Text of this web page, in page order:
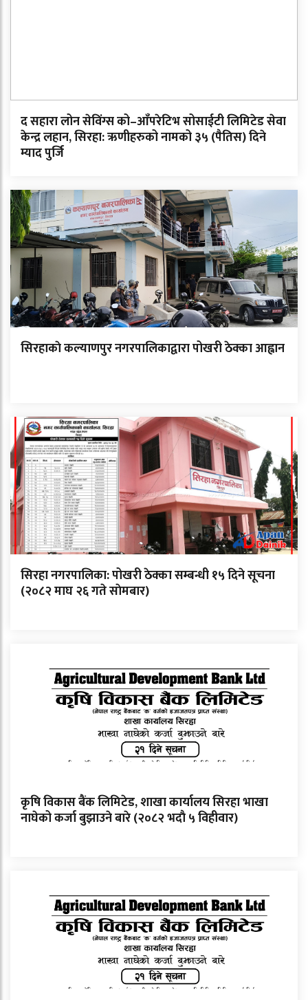
द सहारा लोन सेविंग्स को–आँपरेटिभ सोसाईटी लिमिटेड सेवा
केन्द्र लहान, सिरहा: ऋणीहरुको नामको ३५ (पैतिस) दिने
म्याद पुर्जि
सिरहाकाे कल्याणपुर नगरपालिकाद्वारा पोखरी ठेक्का आह्वान
सिरहा नगरपालिका: पोखरी ठेक्का सम्बन्धी १५ दिने सूचना
(२०८२ माघ २६ गते साेमबार)
कृषि विकास बैंक लिमिटेड, शाखा कार्यालय सिरहा भाखा
नाघेको कर्जा बुझाउने बारे (२०८२ भदाै ५ विहीवार)